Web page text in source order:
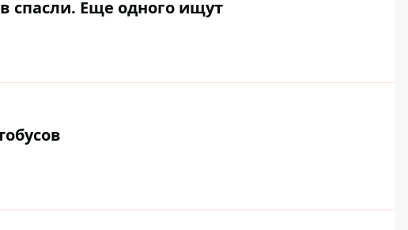
спасли. Еще одного ищут